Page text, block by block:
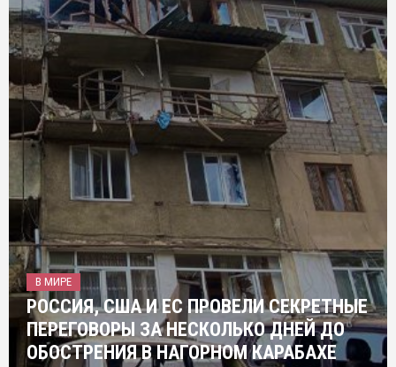
В МИРЕ
РОССИЯ, США И ЕС ПРОВЕЛИ СЕКРЕТНЫЕ
ПЕРЕГОВОРЫ ЗА НЕСКОЛЬКО ДНЕЙ ДО
ОБОСТРЕНИЯ В НАГОРНОМ КАРАБАХЕ